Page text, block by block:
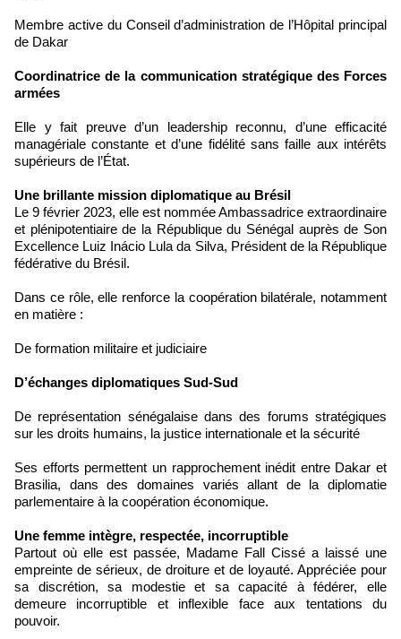
Membre active du Conseil d’administration de l’Hôpital principal
de Dakar
Coordinatrice de la communication stratégique des Forces
armées
Elle y fait preuve d’un leadership reconnu, d’une efficacité
managériale constante et d’une fidélité sans faille aux intérêts
supérieurs de l’État.
Une brillante mission diplomatique au Brésil
Le 9 février 2023, elle est nommée Ambassadrice extraordinaire
et plénipotentiaire de la République du Sénégal auprès de Son
Excellence Luiz Inácio Lula da Silva, Président de la République
fédérative du Brésil.
Dans ce rôle, elle renforce la coopération bilatérale, notamment
en matière :
De formation militaire et judiciaire
D’échanges diplomatiques Sud-Sud
De représentation sénégalaise dans des forums stratégiques
sur les droits humains, la justice internationale et la sécurité
Ses efforts permettent un rapprochement inédit entre Dakar et
Brasilia, dans des domaines variés allant de la diplomatie
parlementaire à la coopération économique.
Une femme intègre, respectée, incorruptible
Partout où elle est passée, Madame Fall Cissé a laissé une
empreinte de sérieux, de droiture et de loyauté. Appréciée pour
sa discrétion, sa modestie et sa capacité à fédérer, elle
demeure incorruptible et inflexible face aux tentations du
pouvoir.